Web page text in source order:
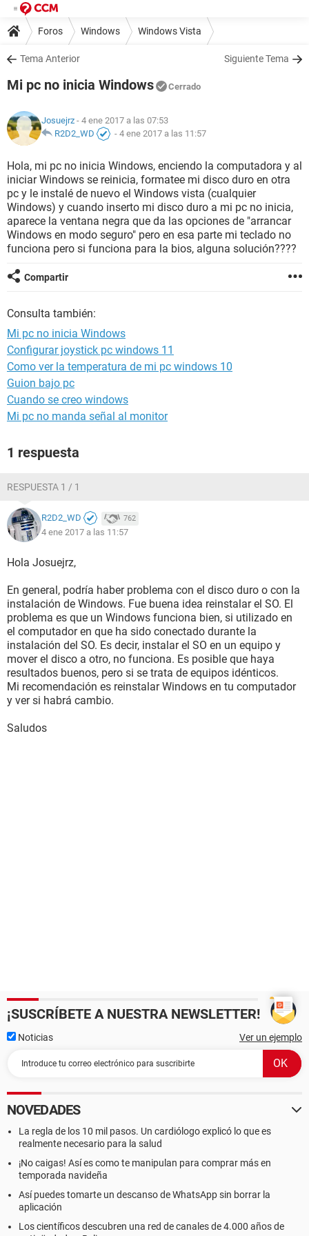
Foros Windows Windows Vista
Tema Anterior Siguiente Tema
Mi pc no inicia Windows Cerrado
Josuejrz - 4 ene 2017 a las 07:53
R2D2_WD
- 4 ene 2017 a las 11:57
Hola, mi pc no inicia Windows, enciendo la computadora y al
iniciar Windows se reinicia, formatee mi disco duro en otra
pc y le instalé de nuevo el Windows vista (cualquier
Windows) y cuando inserto mi disco duro a mi pc no inicia,
aparece la ventana negra que da las opciones de "arrancar
Windows en modo seguro" pero en esa parte mi teclado no
funciona pero si funciona para la bios, alguna solución????
Compartir
Consulta también:
Mi pc no inicia Windows
Configurar joystick pc windows 11
Como ver la temperatura de mi pc windows 10
Guion bajo pc
Cuando se creo windows
Mi pc no manda señal al monitor
1 respuesta
RESPUESTA 1 / 1
R2D2_WD 762
4 ene 2017 a las 11:57
Hola Josuejrz,
En general, podría haber problema con el disco duro o con la
instalación de Windows. Fue buena idea reinstalar el SO. El
problema es que un Windows funciona bien, si utilizado en
el computador en que ha sido conectado durante la
instalación del SO. Es decir, instalar el SO en un equipo y
mover el disco a otro, no funciona. Es posible que haya
resultados buenos, pero si se trata de equipos idénticos.
Mi recomendación es reinstalar Windows en tu computador
y ver si habrá cambio.
Saludos
¡SUSCRÍBETE A NUESTRA NEWSLETTER!
Noticias Ver un ejemplo
NOVEDADES
La regla de los 10 mil pasos. Un cardiólogo explicó lo que es
realmente necesario para la salud
¡No caigas! Así es como te manipulan para comprar más en
temporada navideña
Así puedes tomarte un descanso de WhatsApp sin borrar la
aplicación
Los científicos descubren una red de canales de 4.000 años de